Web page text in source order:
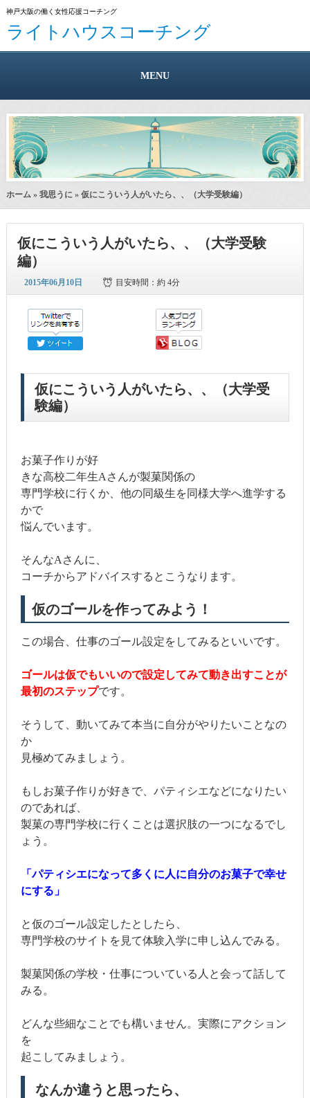
神戸大阪の働く女性応援コーチング
ライトハウスコーチング
MENU
ホーム » 我思うに » 仮にこういう人がいたら、、（大学受験編）
仮にこういう人がいたら、、（大学受験
編）
2015年06月10日 目安時間：約 4分
仮にこういう人がいたら、、（大学受
験編）
お菓子作りが好
きな高校二年生Aさんが製菓関係の
専門学校に行くか、他の同級生を同様大学へ進学する
かで
悩んでいます。
そんなAさんに、
コーチからアドバイスするとこうなります。
仮のゴールを作ってみよう！
この場合、仕事のゴール設定をしてみるといいです。
ゴールは仮でもいいので設定してみて動き出すことが
最初のステップです。
そうして、動いてみて本当に自分がやりたいことなの
か
見極めてみましょう。
もしお菓子作りが好きで、パティシエなどになりたい
のであれば、
製菓の専門学校に行くことは選択肢の一つになるでし
ょう。
「パティシエになって多くに人に自分のお菓子で幸せ
にする」
と仮のゴール設定したとしたら、
専門学校のサイトを見て体験入学に申し込んでみる。
製菓関係の学校・仕事についている人と会って話して
みる。
どんな些細なことでも構いません。実際にアクション
を
起こしてみましょう。
なんか違うと思ったら、